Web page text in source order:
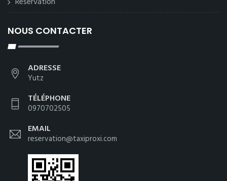
NOUS CONTACTER
ADRESSE
Yutz
TÉLÉPHONE
0970702505
EMAIL
reservation@taxiproxi.com